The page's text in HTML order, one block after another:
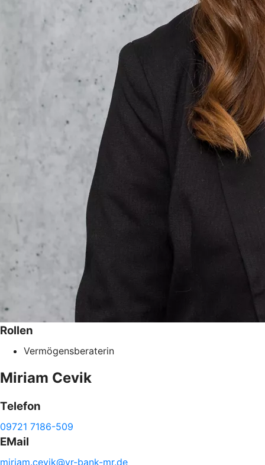
Rollen
Vermögensberaterin
Miriam Cevik
Telefon
09721 7186-509
EMail
miriam.cevik@vr-bank-mr.de